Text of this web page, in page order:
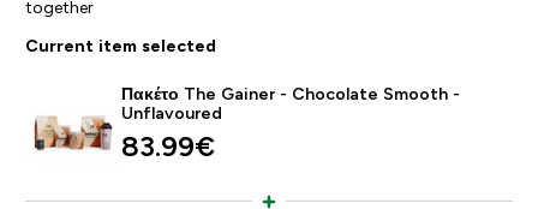
together
Current item selected
Πακέτο The Gainer - Chocolate Smooth -
Unflavoured
83.99€‎